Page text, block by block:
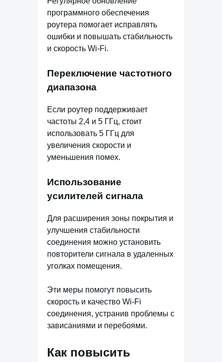
программного обеспечения
роутера помогает исправлять
ошибки и повышать стабильность
и скорость Wi-Fi.
Переключение частотного
диапазона
Если роутер поддерживает
частоты 2,4 и 5 ГГц, стоит
использовать 5 ГГц для
увеличения скорости и
уменьшения помех.
Использование
усилителей сигнала
Для расширения зоны покрытия и
улучшения стабильности
соединения можно установить
повторители сигнала в удаленных
уголках помещения.
Эти меры помогут повысить
скорость и качество Wi-Fi
соединения, устранив проблемы с
зависаниями и перебоями.
Как повысить